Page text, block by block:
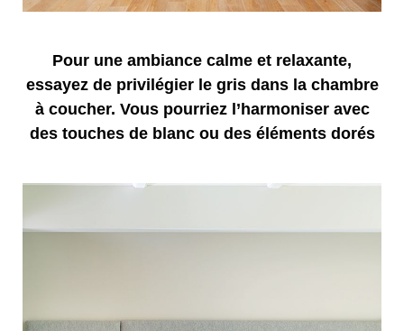
Pour une ambiance calme et relaxante,
essayez de privilégier le gris dans la chambre
à coucher. Vous pourriez l’harmoniser avec
des touches de blanc ou des éléments dorés